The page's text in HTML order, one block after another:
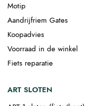
Motip
Aandrijfriem Gates
Koopadvies
Voorraad in de winkel
Fiets reparatie
ART SLOTEN